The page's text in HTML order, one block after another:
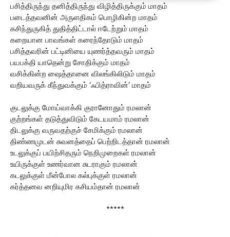
பசித்திருந்து தனித்திருந்து விழித்திருக்கும் மாதம்
படைத்தவனின் அருளதிகம் பொழிகின்ற மாதம்
கசிந்துருகித் துதித்திட்டால் ஈடேற்றும் மாதம்
கறையான பாவங்கள் கரைந்தோடும் மாதம்
பசித்தவரின் பட்டினியை யுணர்த்தவரும் மாதம்
பயபக்தி யாதென்று சோதிக்கும் மாதம்
வசிக்கின்ற ஷைத்தானை விலங்கிலிடும் மாதம்
வறியவருக் கீந்துவக்கும் ‘ஃபித்ராவின்’ மாதம்
குடலுக்கு மோய்வாக்கி குரானோதும் ரமலான்
குற்றங்கள் தடுத்துவிடும் கேடயமாம் ரமலான்
திடலுக்கு வருவதற்குச் சேமிக்கும் ரமலான்
திண்ணமுடன் சுவனத்தைப் பெற்றிடத்தான் ரமலான்
உடலுக்குப் பயிற்சிதரும் நெறிமுறைகள் ரமலான்
உயிருக்குள் உணர்வான சுடராகும் ரமலான்
கடலுக்குள் மீன்போல கல்புக்குள் ரமலான்
கர்த்தனவ னறியுமிர கசியம்தான் ரமலான்
*****